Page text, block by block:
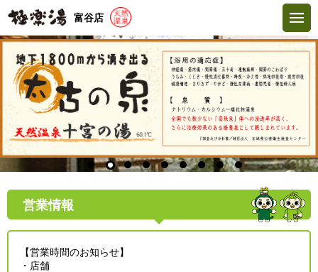
富谷店
営業情報
【営業時間のお知らせ】
・店舗